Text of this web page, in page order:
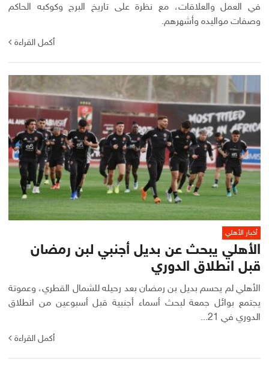
في العمل والعلاقات، مع نظرة على تاريخ البرج وكوكبه الحاكم
وصفات مواليده وأشهرهم.
أكمل القراءة
أخبار الأهلي
الأهلي يبحث عن بديل أجنبي لبن رمضان
قبل انطلاق الدوري
الأهلي لم يحسم بديل بن رمضان بعد رحيله للشمال القطري، وعموتة
يجتمع بوائل جمعة لبحث أسماء أجنبية قبل أسبوعين من انطلاق
الدوري في 21...
أكمل القراءة